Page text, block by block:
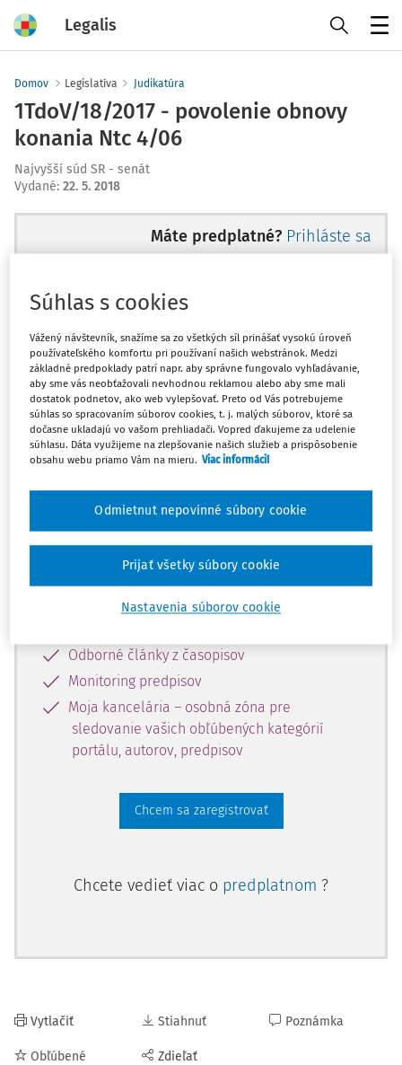
Legalis
Domov Legislatíva Judikatúra
1TdoV/18/2017 - povolenie obnovy
konania Ntc 4/06
Najvyšší súd SR - senát
Vydané: 22. 5. 2018
Máte predplatné? Prihláste sa
Ups, zatiaľ ste si prečítali len
začiatok...
Celý odborný obsah z tejto oblasti je
dostupný predplatiteľom portálu.
Odomknite si prístup k odbornému
obsahu a získajte prístup na 10 dní
zdarma, stačí sa len zaregistrovať.
Vďaka registrácii získate prístup aj k
vybranému obsahu:
Odborné články z časopisov
Monitoring predpisov
Moja kancelária – osobná zóna pre
sledovanie vašich obľúbených kategórií
portálu, autorov, predpisov
Chcem sa zaregistrovať
Chcete vedieť viac o predplatnom ?
Vytlačiť
Obľúbené
Stiahnuť
Zdieľať
Poznámka
Súhlas s cookies
Vážený návštevník, snažíme sa zo všetkých síl prinášať vysokú úroveň
používateľského komfortu pri používaní našich webstránok. Medzi
základné predpoklady patrí napr. aby správne fungovalo vyhľadávanie,
aby sme vás neobťažovali nevhodnou reklamou alebo aby sme mali
dostatok podnetov, ako web vylepšovať. Preto od Vás potrebujeme
súhlas so spracovaním súborov cookies, t. j. malých súborov, ktoré sa
dočasne ukladajú vo vašom prehliadači. Vopred ďakujeme za udelenie
súhlasu. Dáta využijeme na zlepšovanie našich služieb a prispôsobenie
obsahu webu priamo Vám na mieru. Viac informácií
Nastavenia súborov cookie
Odmietnut nepovinné súbory cookie
Prijať všetky súbory cookie